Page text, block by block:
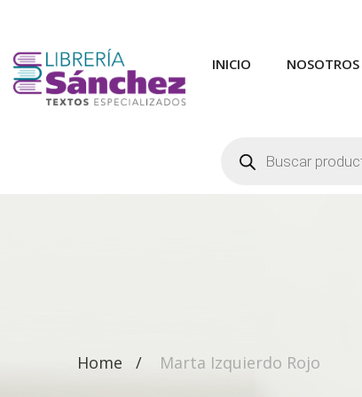
INICIO NOSOTROS
productos
Home Marta Izquierdo Rojo